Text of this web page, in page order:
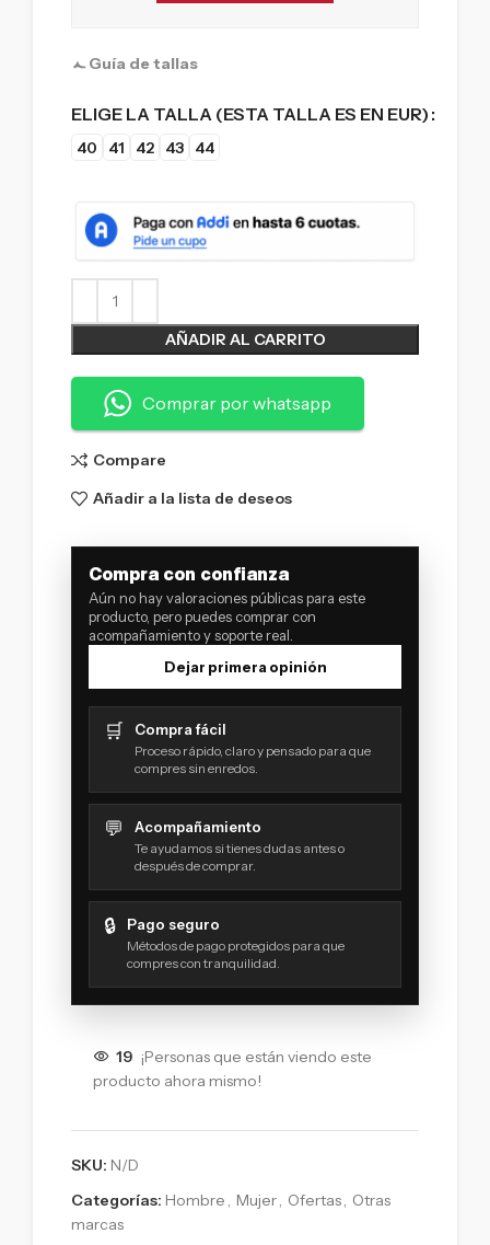
Guía de tallas
ELIGE LA TALLA (ESTA TALLA ES EN EUR)
40 41 42 43 44
AÑADIR AL CARRITO
Comprar por whatsapp
Compare
Añadir a la lista de deseos
Compra con confianza
Aún no hay valoraciones públicas para este
producto, pero puedes comprar con
acompañamiento y soporte real.
Dejar primera opinión
🛒 Compra fácil
Proceso rápido, claro y pensado para que
compres sin enredos.
💬 Acompañamiento
Te ayudamos si tienes dudas antes o
después de comprar.
🔒 Pago seguro
Métodos de pago protegidos para que
compres con tranquilidad.
19 ¡Personas que están viendo este
producto ahora mismo!
SKU: N/D
Categorías: Hombre , Mujer, Ofertas, Otras
marcas